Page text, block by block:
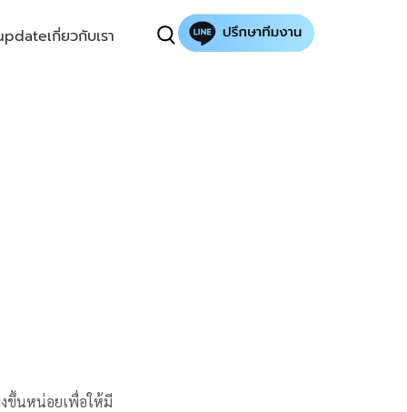
เกี่ยวกับเรา
งขึ้นหน่อยเพื่อให้มี